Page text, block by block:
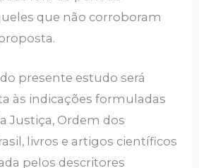
que não corroboram
presente estudo será
às indicações formuladas
Justiça, Ordem dos
livros e artigos científicos
pelos descritores